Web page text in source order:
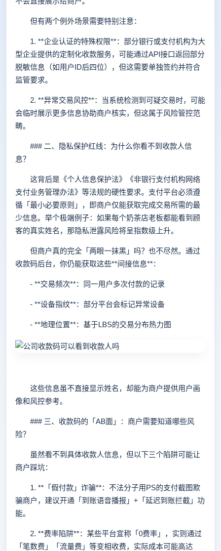
但有两个例外场景需要特别注意：
1. **企业认证的特殊权限**：部分银行或支付机构为大
型企业提供的定制化收款服务，可能通过API接口返回部分
脱敏信息（如用户ID后四位），但这需要单独签约并符合
监管要求。
2. **异常交易风控**：当系统检测到可疑交易时，可能
会临时展示更多信息协助商户核实，但这属于风险管控范
畴。
### 二、隐私保护红线：为什么你看不到收款人信
息？
这背后是《个人信息保护法》《非银行支付机构网络
支付业务管理办法》等法规的硬性要求。支付平台必须遵
循「最小必要原则」，即商户仅能获取完成交易所需的最
少信息。举个极端例子：如果每个奶茶店老板都能看到顾
客的真实姓名，那隐私泄露风险将呈指数级上升。
但商户真的完全「两眼一抹黑」吗？也不尽然。通过
收款码后台，你仍能获取这些**间接信息**：
- **交易频次**：同一用户多次付款的记录
- **设备指纹**：部分平台会标记异常设备
- **地理位置**：基于LBS的交易分布热力图
这些信息虽不直接显示姓名，却能为商户提供用户画
像和风控参考。
### 三、收款码的「AB面」：商户需要知道哪些风
险？
虽然看不到具体收款人信息，但以下三个陷阱可能让
商户踩坑：
1. **「假付款」诈骗**：不法分子用PS的支付截图欺
骗商户，建议开通「到账语音播报」+「延迟到账拦截」功
能。
2. **费率陷阱**：某些平台宣称「0费率」，实则通过
「笔数费」「流量费」等变相收费，实际成本可能高达